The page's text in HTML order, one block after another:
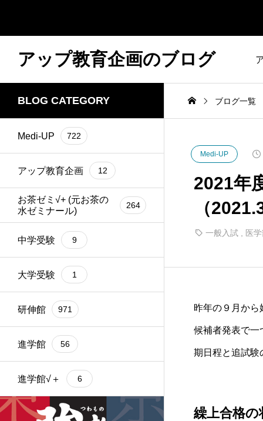
アップ教育企画のブログ
BLOG CATEGORY
Medi-UP 722
アップ教育企画 12
お茶ゼミ√+ (元お茶の
水ゼミナール)
264
中学受験 9
大学受験 1
研伸館 971
進学館 56
進学館√＋ 6
ブログ一覧
Medi-UP
2021年
（
一般入試 医
昨年の９月から
候補者発表で一
期日程と追試験
繰上合格